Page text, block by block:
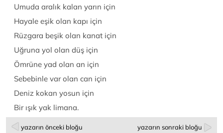
Umuda aralık kalan yarın için
Hayale eşik olan kapı için
Rüzgara beşik olan kanat için
Uğruna yol olan düş için
Ömrüne yad olan an için
Sebebinle var olan can için
Deniz kokan yosun için
Bir ışık yak limana.
yazarın önceki bloğu yazarın sonraki bloğu